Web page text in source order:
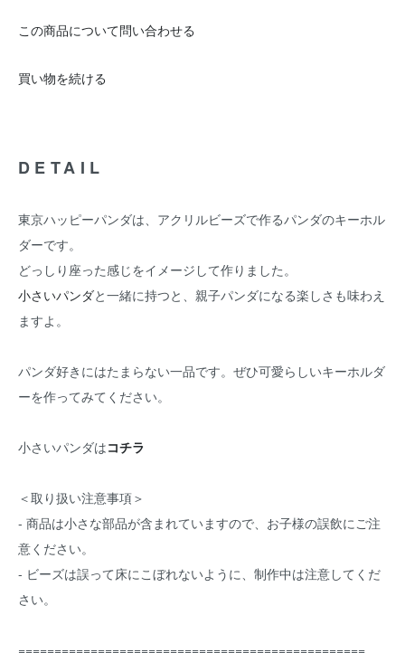
この商品について問い合わせる
買い物を続ける
DETAIL
東京ハッピーパンダは、アクリルビーズで作るパンダのキーホル
ダーです。
どっしり座った感じをイメージして作りました。
小さいパンダと一緒に持つと、親子パンダになる楽しさも味わえ
ますよ。
パンダ好きにはたまらない一品です。ぜひ可愛らしいキーホルダ
ーを作ってみてください。
小さいパンダはコチラ
＜取り扱い注意事項＞
- 商品は小さな部品が含まれていますので、お子様の誤飲にご注
意ください。
- ビーズは誤って床にこぼれないように、制作中は注意してくだ
さい。
================================================